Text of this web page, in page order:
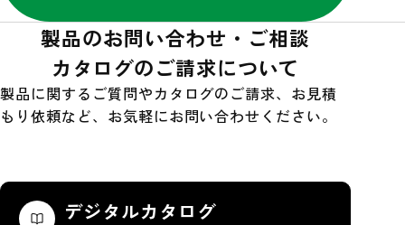
製品のお問い合わせ・ご相談
カタログのご請求について
製品に関するご質問やカタログのご請求、お見積
もり依頼など、お気軽にお問い合わせください。
デジタルカタログ